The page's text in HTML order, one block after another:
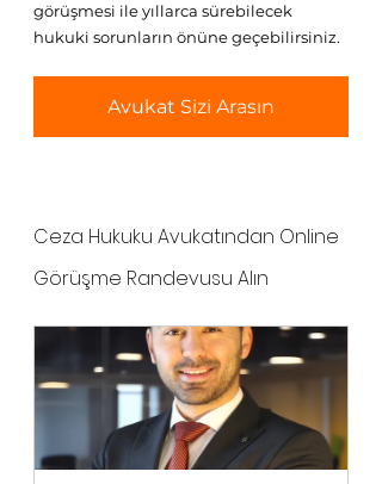
görüşmesi ile yıllarca sürebilecek
hukuki sorunların önüne geçebilirsiniz.
Avukat Sizi Arasın
Ceza Hukuku Avukatından Online
Görüşme Randevusu Alın